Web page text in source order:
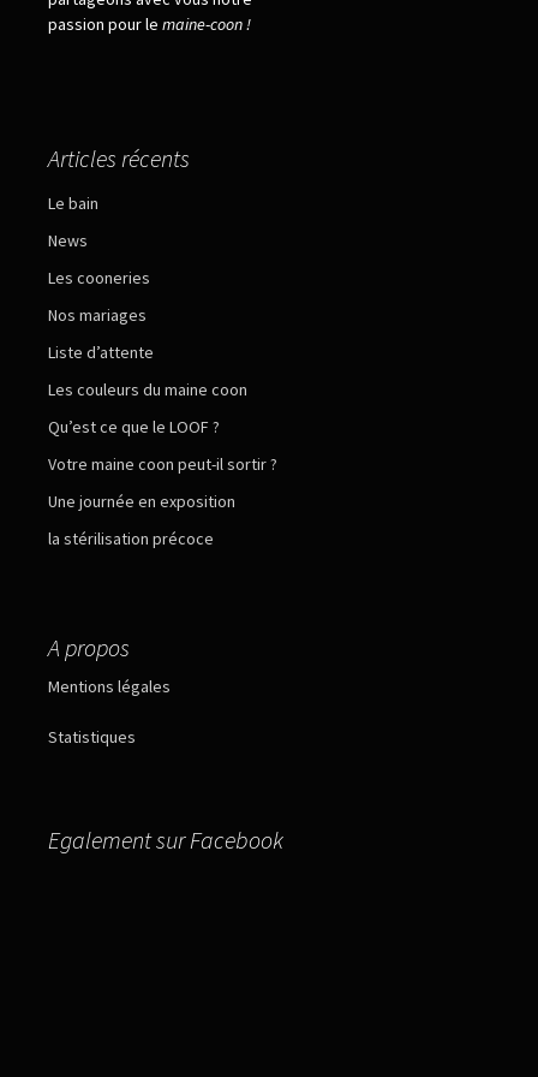
passion pour le maine-coon !
Articles récents
Le bain
News
Les cooneries
Nos mariages
Liste d’attente
Les couleurs du maine coon
Qu’est ce que le LOOF ?
Votre maine coon peut-il sortir ?
Une journée en exposition
la stérilisation précoce
A propos
Mentions légales
Statistiques
Egalement sur Facebook